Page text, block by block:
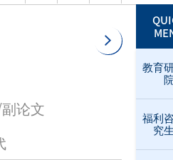
教育
福利
究
论文